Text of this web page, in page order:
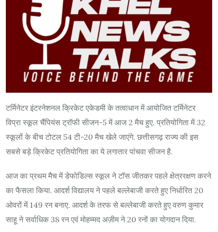
टर्मिनेटर इंटरनेशनल क्रिकेट एकेडमी के तत्वाधान में आयोजित टर्मिनेटर
विप्रा स्कूल चैंपियंस ट्रॉफी सीजन-5 में आज 2 मैच हुए. प्रतियोगिता में 32
स्कूलों के बीच टोटल 54 टी-20 मैच खेले जाएंगे. छत्तीसगढ़ राज्य की इस
सबसे बड़े क्रिकेट प्रतियोगिता का ये लगातार पांचवा सीजन है.
आज का प्रथम मैच में डेफोडिल्स स्कूल ने टॉस जीतकर पहले क्षेत्ररक्षण करने
का फैसला किया. आदर्श विद्यालय ने पहले बल्लेबाजी करते हुए निर्धारित 20
ओवरों में 149 रन बनाए. आदर्श के तरफ से बल्लेबाजी करते हुए वरुण कुमार
साहू ने सर्वाधिक 38 रन एवं मोहम्मद अज़ीम ने 20 रनों का योगदान दिया.